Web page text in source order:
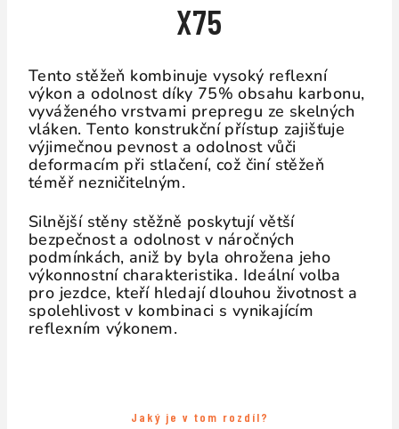
X75
Tento stěžeň kombinuje vysoký reflexní
výkon a odolnost díky 75% obsahu karbonu,
vyváženého vrstvami prepregu ze skelných
vláken. Tento konstrukční přístup zajišťuje
výjimečnou pevnost a odolnost vůči
deformacím při stlačení, což činí stěžeň
téměř nezničitelným.
Silnější stěny stěžně poskytují větší
bezpečnost a odolnost v náročných
podmínkách, aniž by byla ohrožena jeho
výkonnostní charakteristika. Ideální volba
pro jezdce, kteří hledají dlouhou životnost a
spolehlivost v kombinaci s vynikajícím
reflexním výkonem.
Jaký je v tom rozdíl?